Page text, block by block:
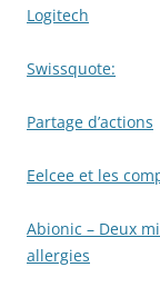
Logitech
Swissquote:
Partage d’actions
Eelcee et les
Abionic – Deux
allergies